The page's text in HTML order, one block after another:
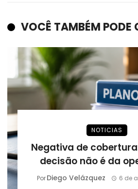
VOCÊ TAMBÉM PODE
NOTICIAS
Negativa de
decisão não é da
PorDiego Velázquez 6 de